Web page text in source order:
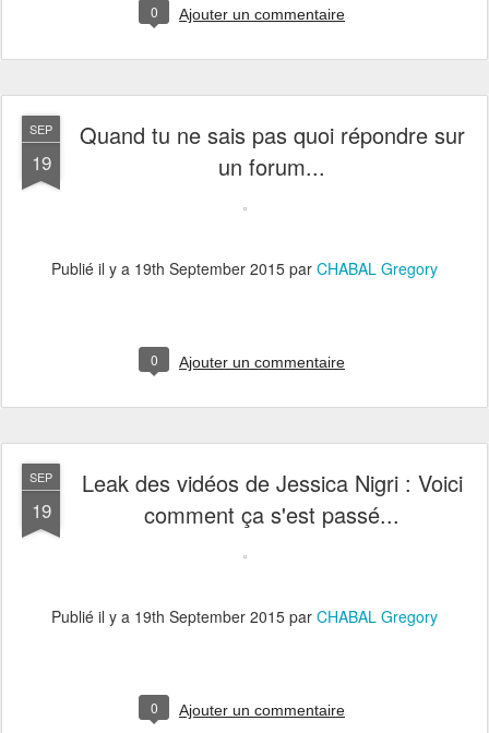
0 Ajouter un commentaire
SEP
19
Quand tu ne sais pas quoi répondre sur
un forum...
Publié il y a 19th September 2015 par CHABAL Gregory
0 Ajouter un commentaire
SEP
19
Leak des vidéos de Jessica Nigri : Voici
comment ça s'est passé...
Publié il y a 19th September 2015 par CHABAL Gregory
0 Ajouter un commentaire